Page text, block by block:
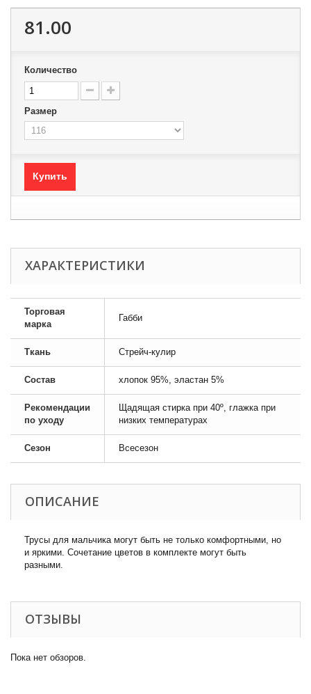
81.00
Количество
Размер
Купить
ХАРАКТЕРИСТИКИ
Торговая
марка
Габби
Ткань Стрейч-кулир
Состав хлопок 95%, эластан 5%
Рекомендации
по уходу
Щадящая стирка при 40º, глажка при
низких температурах
Сезон Всесезон
ОПИСАНИЕ
Трусы для мальчика могут быть не только комфортными, но
и яркими. Сочетание цветов в комплекте могут быть
разными.
ОТЗЫВЫ
Пока нет обзоров.